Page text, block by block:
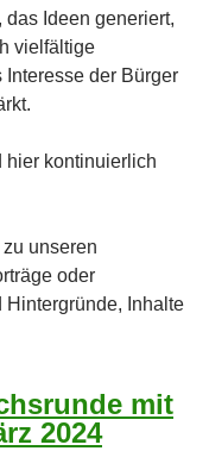
das Ideen generiert,
vielfältige
der Bürger
hier kontinuierlich
unseren
oder
Hintergründe, Inhalte
mit
2024